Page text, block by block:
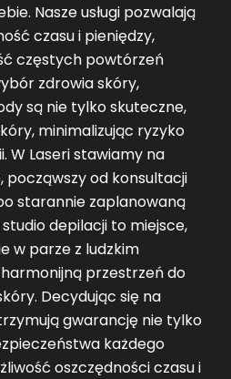
Nasze usługi pozwalają
czasu i pieniędzy,
częstych powtórzeń
zdrowia skóry,
są nie tylko skuteczne,
minimalizując ryzyko
W Laseri stawiamy na
począwszy od konsultacji
starannie zaplanowaną
depilacji to miejsce,
w parze z ludzkim
przestrzeń do
Decydując się na
gwarancję nie tylko
każdego
oszczędności czasu i